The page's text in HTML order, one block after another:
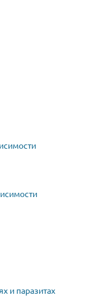
и паразитах